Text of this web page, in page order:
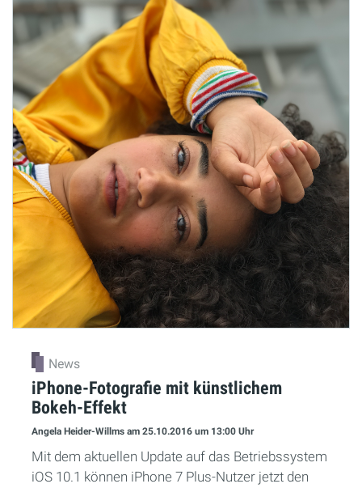
News
iPhone-Fotografie mit künstlichem
Bokeh-Effekt
Angela Heider-Willms am 25.10.2016 um 13:00 Uhr
Mit dem aktuellen Update auf das Betriebssystem
iOS 10.1 können iPhone 7 Plus-Nutzer jetzt den